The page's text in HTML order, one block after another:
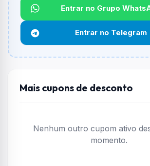
Qual é o desconto máximo?
Não informado ou sem limite.
Funciona em qualquer produto?
Não necessariamente. Depende de
Entrar no Grupo
Entrar no Telegram
Mais cupons de desconto
Nenhum outro cupom ativo
momento.